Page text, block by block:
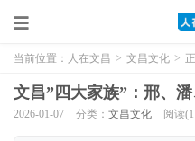
当前位置： 人在文昌 > 文昌文化 >
文昌”四大家族”：邢、
2026-01-07 分类： 文昌文化 阅读